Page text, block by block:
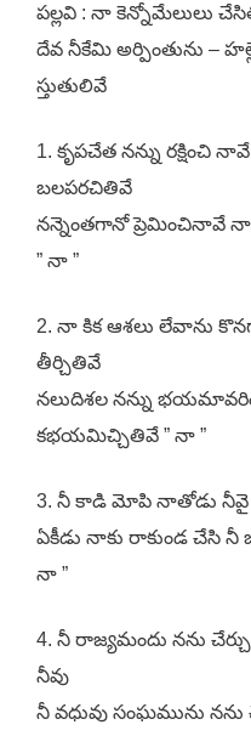
పల్లవి : నా కెన్నోమేలులు
దేవ నీకేమి అర్పింతును –
స్తుతులివే
1. కృపచేత నన్ను రక్షించి
బలపరచితివే
నన్నెంతగానో ప్రెమించినావే నా
” నా ”
2. నా కిక ఆశలు లేవాను
తీర్చితివే
నలుదిశల నన్ను
కభయమిచ్చితివే ” నా ”
3. నీ కాడి మోపి నాతోడు
ఏకీడు నాకు రాకుండ చేసి నీ
నా ”
4. నీ రాజ్యమందు నను
నీవు
నీ వధువు సంఘమును నను